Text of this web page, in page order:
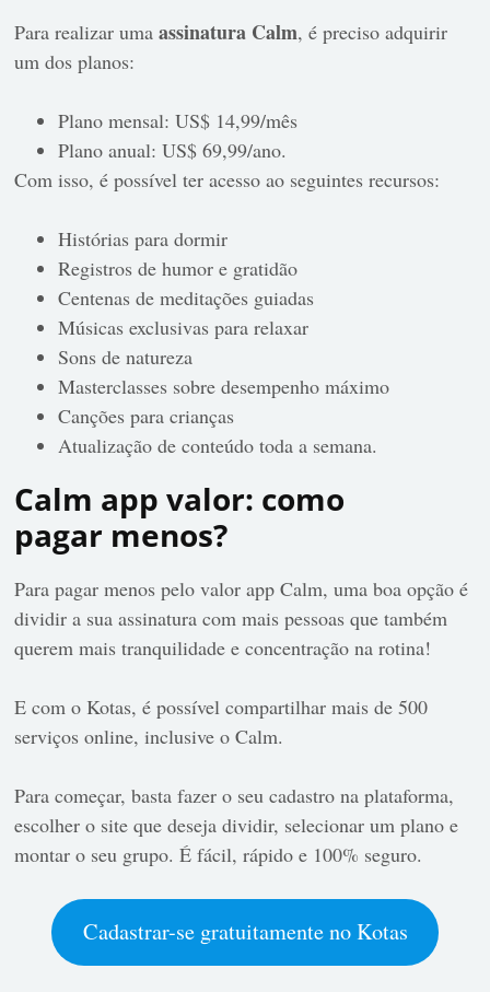
Para realizar umaassinatura Calm, é preciso adquirir
um dos planos:
Plano mensal: US$ 14,99/mês
Plano anual: US$ 69,99/ano.
Com isso, é possível ter acesso ao seguintes recursos:
Histórias para dormir
Registros de humor e gratidão
Centenas de meditações guiadas
Músicas exclusivas para relaxar
Sons de natureza
Masterclasses sobre desempenho máximo
Canções para crianças
Atualização de conteúdo toda a semana.
Calm app valor: como
pagar menos?
Para pagar menos pelo valor app Calm, uma boa opção é
dividir a sua assinatura com mais pessoas que também
querem mais tranquilidade e concentração na rotina!
E com o Kotas, é possível compartilhar mais de 500
serviços online, inclusive o Calm.
Para começar, basta fazer o seu cadastro na plataforma,
escolher o site que deseja dividir, selecionar um plano e
montar o seu grupo. É fácil, rápido e 100% seguro.
Cadastrar-se gratuitamente no Kotas